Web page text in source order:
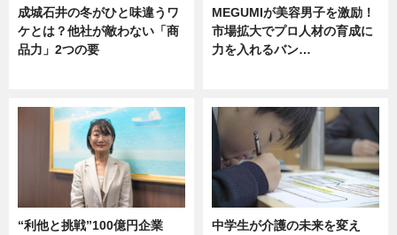
成城石井の冬がひと味違うワ
ケとは？他社が敵わない「商
品力」2つの要
MEGUMIが美容男子を激励！
市場拡大でプロ人材の育成に
力を入れるバン…
“利他と挑戦”100億円企業
中学生が介護の未来を変え